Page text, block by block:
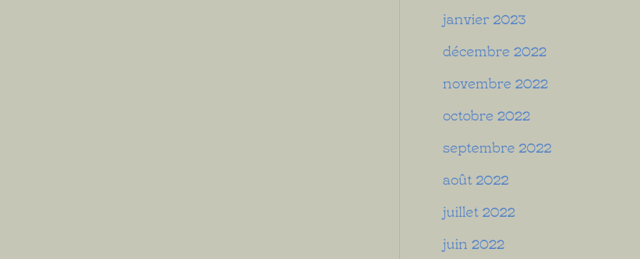
janvier 2023
décembre 2022
novembre 2022
octobre 2022
septembre 2022
août 2022
juillet 2022
juin 2022